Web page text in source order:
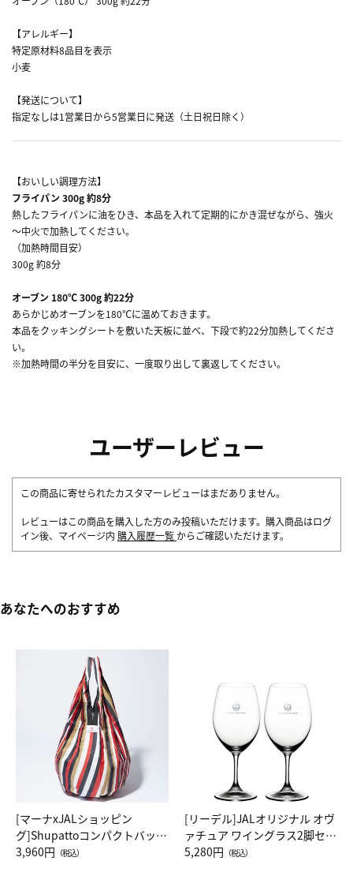
【アレルギー】
特定原材料8品目を表示
小麦
【発送について】
指定なしは1営業日から5営業日に発送（土日祝日除く）
【おいしい調理方法】
フライパン 300g 約8分
熱したフライパンに油をひき、本品を入れて定期的にかき混ぜながら、強火
～中火で加熱してください。
（加熱時間目安）
300g 約8分
オーブン 180℃ 300g 約22分
あらかじめオーブンを180℃に温めておきます。
本品をクッキングシートを敷いた天板に並べ、下段で約22分加熱してくださ
い。
※加熱時間の半分を目安に、一度取り出して裏返してください。
ユーザーレビュー
この商品に寄せられたカスタマーレビューはまだありません。
レビューはこの商品を購入した方のみ投稿いただけます。購入商品はログ
イン後、マイページ内 購入履歴一覧 からご確認いただけます。
あなたへのおすすめ
[マーナxJALショッピン
グ]Shupattoコンパクトバッグ
Drop JAL客室乗務員（LC）ス
3,960円 （税込）
[リーデル]JALオリジナル オヴ
ァチュア ワイングラス2脚セッ
ト（レッドワイン）
5,280円 （税込）